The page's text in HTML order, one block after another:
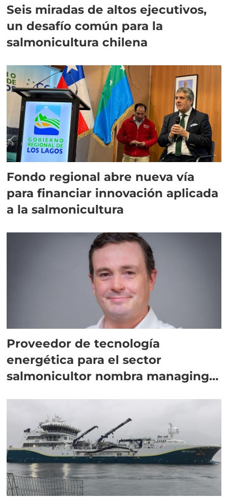
Seis miradas de altos ejecutivos,
un desafío común para la
salmonicultura chilena
Fondo regional abre nueva vía
para financiar innovación aplicada
a la salmonicultura
Proveedor de tecnología
energética para el sector
salmonicultor nombra managing